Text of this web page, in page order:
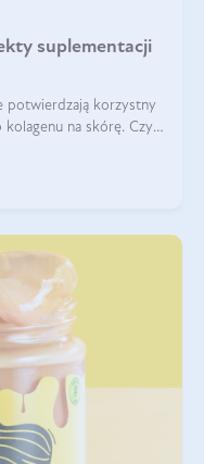
suplementacji
potwierdzają korzystny
na skórę. Czy